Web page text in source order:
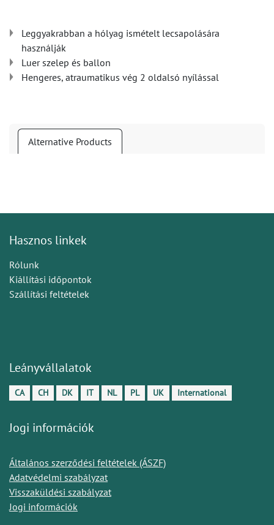
Leggyakrabban a hólyag ismételt lecsapolására
használják
Luer szelep és ballon
Hengeres, atraumatikus vég 2 oldalsó nyílással
Alternative Products
Hasznos linkek
Rólunk
Kiállítási időpontok
Szállítási feltételek
Leányvállalatok
CA CH DK IT NL PL UK International
Jogi információk
Általános szerződési feltételek (ÁSZF)
Adatvédelmi szabályzat
Visszaküldési szabályzat
Jogi információk